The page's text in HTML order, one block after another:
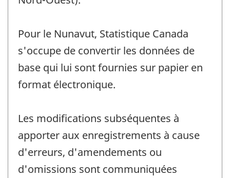
Pour le Nunavut, Statistique Canada
s'occupe de convertir les données de
base qui lui sont fournies sur papier en
format électronique.
Les modifications subséquentes à
apporter aux enregistrements à cause
d'erreurs, d'amendements ou
d'omissions sont communiquées